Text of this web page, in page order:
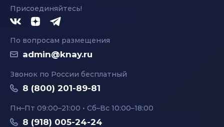
Присоединяйтесь!
По вопросам размещения
admin@knay.ru
Звонок по России бесплатный
8 (800) 201-89-81
Пн–Пт 09:00–21:00 • Сб–Вс 10:00–18:00
8 (918) 005-24-24